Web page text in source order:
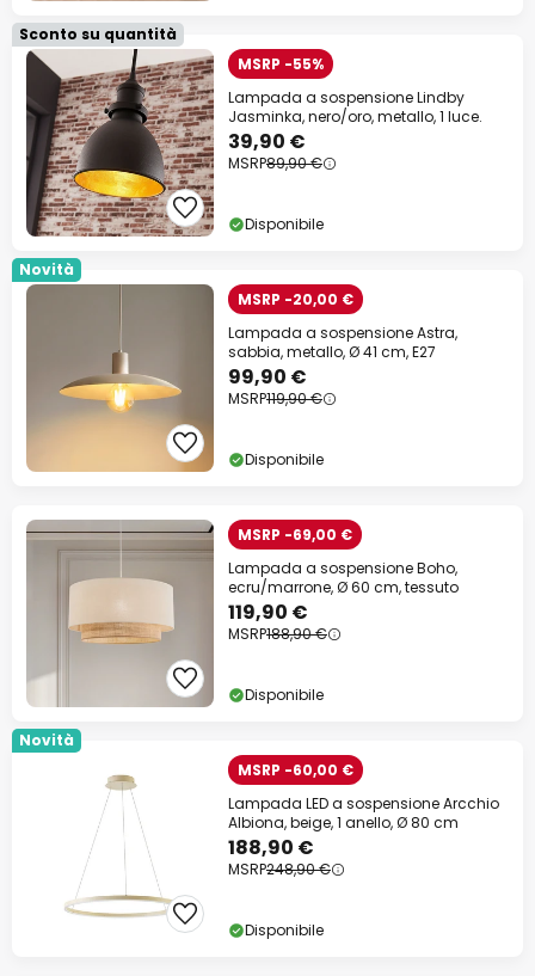
Sconto su quantità
MSRP -55%
Lampada a sospensione Lindby
Jasminka, nero/oro, metallo, 1 luce.
39,90 €
MSRP89,90 €
Disponibile
Novità
MSRP -20,00 €
Lampada a sospensione Astra,
sabbia, metallo, Ø 41 cm, E27
99,90 €
MSRP119,90 €
Disponibile
MSRP -69,00 €
Lampada a sospensione Boho,
ecru/marrone, Ø 60 cm, tessuto
119,90 €
MSRP188,90 €
Disponibile
Novità
MSRP -60,00 €
Lampada LED a sospensione Arcchio
Albiona, beige, 1 anello, Ø 80 cm
188,90 €
MSRP248,90 €
Disponibile